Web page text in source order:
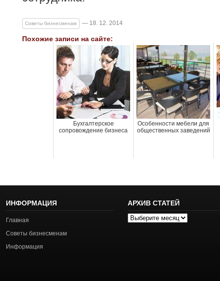
Советы бизнесменам — 18. 12. 2014
Похожие записи на сайте:
Бухгалтерское
сопровождение бизнеса
Особенности мебели для
общественных заведений
ИНФОРМАЦИЯ
Главная
Советы бизнесменам
Информация
АРХИВ СТАТЕЙ
Архив